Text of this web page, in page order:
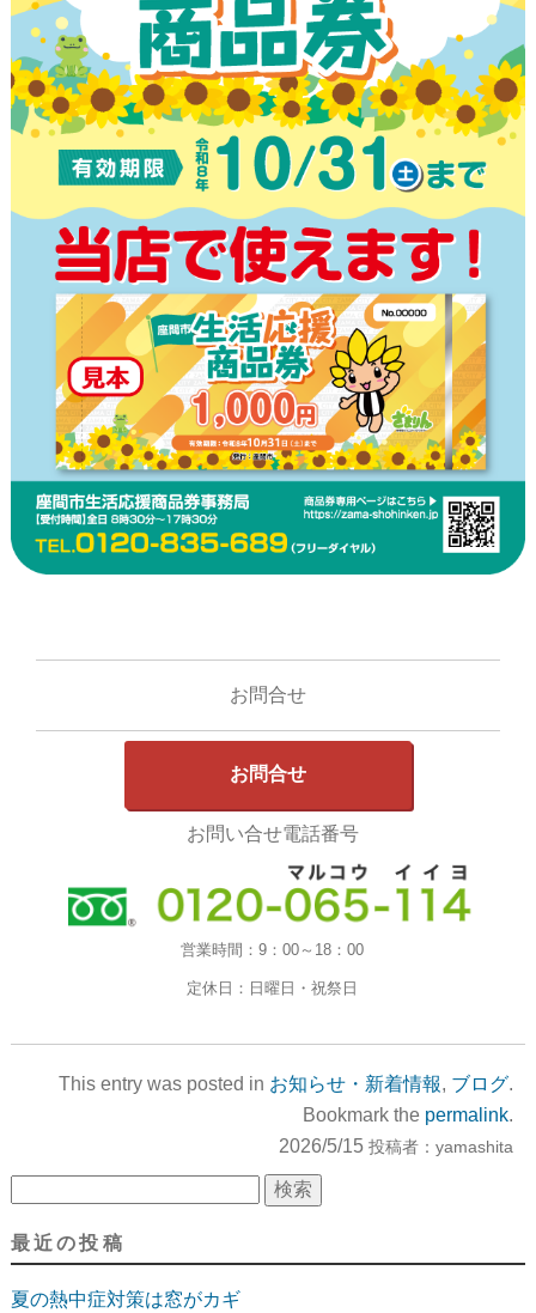
お問合せ
お問合せ
お問い合せ電話番号
営業時間：9：00～18：00
定休日： 日曜日・祝祭日
This entry was posted in お知らせ・新着情報, ブログ.
Bookmark the permalink.
2026/5/15 投稿者：yamashita
最近の投稿
夏の熱中症対策は窓がカギ